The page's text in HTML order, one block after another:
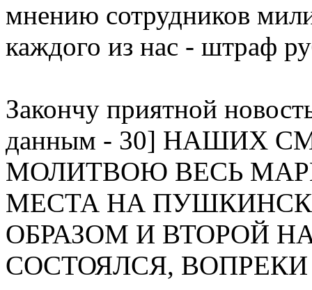
мнению сотрудников
каждого из нас - штраф
Закончу приятной
данным - 30] НАШИХ
МОЛИТВОЮ ВЕСЬ
МЕСТА НА
ОБРАЗОМ И ВТОРОЙ
СОСТОЯЛСЯ,